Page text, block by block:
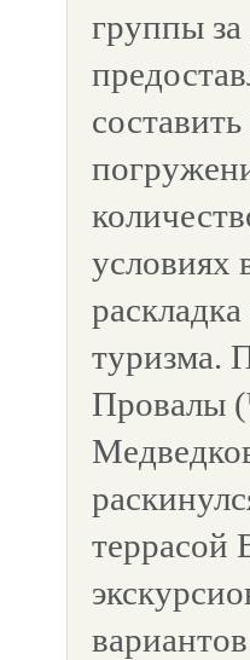
группы
условиях
туризма.
Провалы
террасой